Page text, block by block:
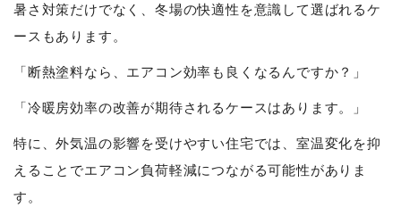
暑さ対策だけでなく、冬場の快適性を意識して選ばれるケ
ースもあります。
「断熱塗料なら、エアコン効率も良くなるんですか？」
「冷暖房効率の改善が期待されるケースはあります。」
特に、外気温の影響を受けやすい住宅では、室温変化を抑
えることでエアコン負荷軽減につながる可能性がありま
す。